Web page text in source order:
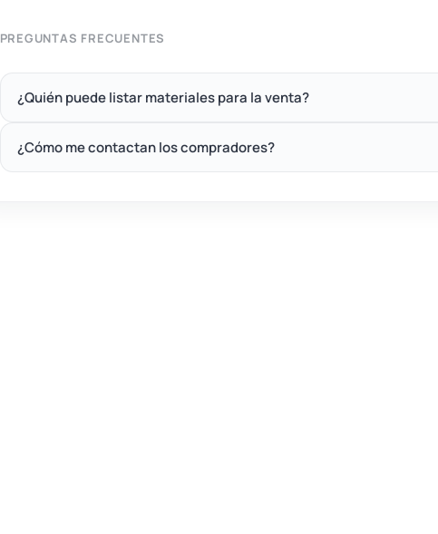
PREGUNTAS FRECUENTES
¿Quién puede listar materiales para la venta?
¿Cómo me contactan los compradores?